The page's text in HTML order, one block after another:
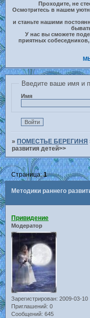
Проходите, не
Осмотритесь в нашем
и станьте нашими
У нас вы сможете
приятных
Введите ваше имя и
Имя
»ПОМЕСТЬЕ БЕРЕГИНЯ
развития детей>>
Методики раннего
Страница:1
Привидение
Модератор
Зарегистрирован: 2009-03-10
Приглашений: 0
Сообщений: 645